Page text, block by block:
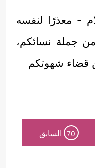
- معذرًا لنفسه
جملة نسائكم،
قضاء شهوتكم
70 السابق